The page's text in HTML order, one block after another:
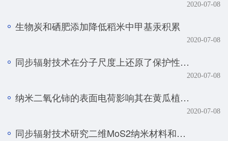
2020-07-08
生物炭和硒肥添加降低稻米中甲基汞积累
2020-07-08
同步辐射技术在分子尺度上还原了保护性耕作土壤磷元素的真实赋存形态
2020-07-08
纳米二氧化铈的表面电荷影响其在黄瓜植株中的转化、转运及毒性
2020-07-08
同步辐射技术研究二维MoS2纳米材料和生物体的相互作用规律